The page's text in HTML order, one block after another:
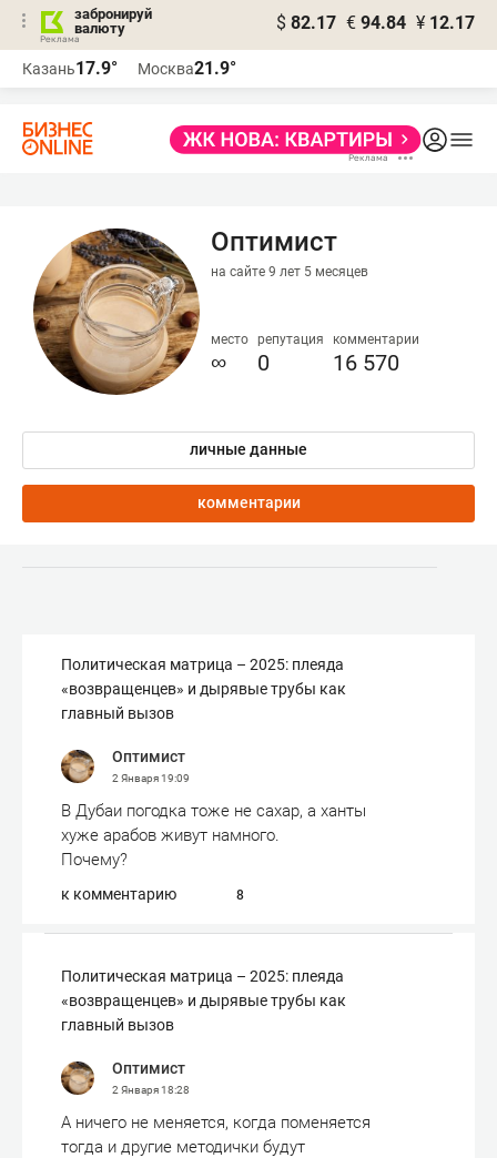
забронируй
валюту
$ 82.17 € 94.84 ¥ 12.17
Казань17.9° Москва21.9°
Оптимист
на сайте 9 лет 5 месяцев
место
∞
репутация
0
комментарии
16 570
личные данные
комментарии
Политическая матрица – 2025: плеяда
«возвращенцев» и дырявые трубы как
главный вызов
Оптимист
2 Января19:09
В Дубаи погодка тоже не сахар, а ханты
хуже арабов живут намного.
Почему?
к комментарию 8
Политическая матрица – 2025: плеяда
«возвращенцев» и дырявые трубы как
главный вызов
Оптимист
2 Января18:28
А ничего не меняется, когда поменяется
тогда и другие методички будут